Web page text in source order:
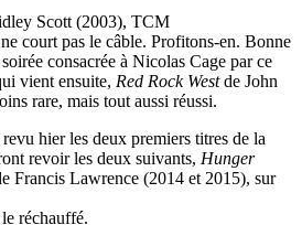
Scott (2003), TCM
court pas le câble. Profitons-en. Bonne
consacrée à Nicolas Cage par ce
vient ensuite, Red Rock Westde John
rare, mais tout aussi réussi.
hier les deux premiers titres de la
revoir les deux suivants, Hunger
Francis Lawrence (2014 et 2015), sur
réchauffé.